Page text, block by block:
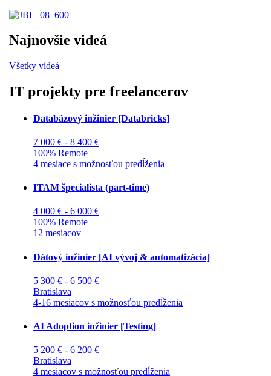
Najnovšie videá
Všetky videá
IT projekty pre freelancerov
Databázový inžinier [Databricks]
7 000 € - 8 400 €
100% Remote
4 mesiace s možnosťou predĺženia
ITAM špecialista (part-time)
4 000 € - 6 000 €
100% Remote
12 mesiacov
Dátový inžinier [AI vývoj & automatizácia]
5 300 € - 6 500 €
Bratislava
4-16 mesiacov s možnosťou predĺženia
AI Adoption inžinier [Testing]
5 200 € - 6 200 €
Bratislava
4 mesiacov s možnosťou predĺženia